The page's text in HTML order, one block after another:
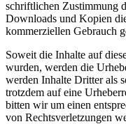
schriftlichen Zustimmung
Downloads und Kopien
kommerziellen Gebrauch
Soweit die Inhalte auf
wurden, werden die
werden Inhalte Dritter als
trotzdem auf eine
bitten wir um einen
von Rechtsverletzungen